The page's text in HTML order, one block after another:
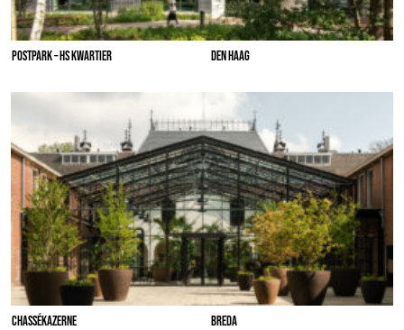
POSTPARK – HS KWARTIER DEN HAAG
CHASSÉKAZERNE BREDA